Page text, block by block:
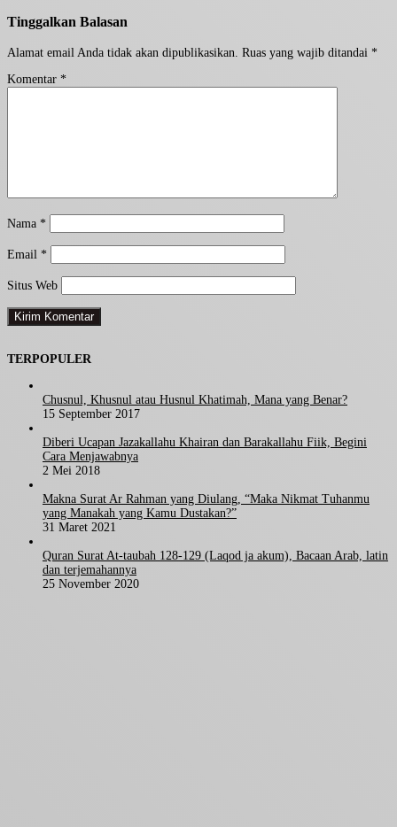
Tinggalkan Balasan
Alamat email Anda tidak akan dipublikasikan. Ruas yang wajib ditandai *
Komentar *
Nama *
Email *
Situs Web
TERPOPULER
Chusnul, Khusnul atau Husnul Khatimah, Mana yang Benar?
15 September 2017
Diberi Ucapan Jazakallahu Khairan dan Barakallahu Fiik, Begini
Cara Menjawabnya
2 Mei 2018
Makna Surat Ar Rahman yang Diulang, “Maka Nikmat Tuhanmu
yang Manakah yang Kamu Dustakan?”
31 Maret 2021
Quran Surat At-taubah 128-129 (Laqod ja akum), Bacaan Arab, latin
dan terjemahannya
25 November 2020